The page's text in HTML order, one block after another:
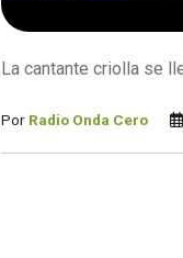
La cantante criolla se
Por Radio Onda Cero